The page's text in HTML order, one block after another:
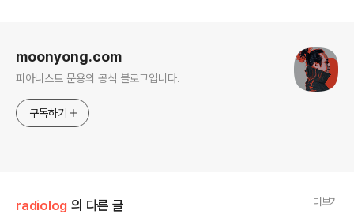
moonyong.com
피아니스트 문용의 공식 블로그입니다.
구독하기
radiolog 의 다른 글 더보기